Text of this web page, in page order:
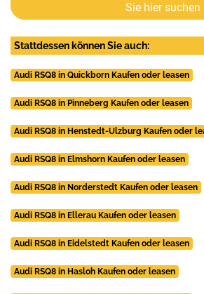
Sie hier suchen
Stattdessen können Sie auch:
Audi RSQ8 in Quickborn Kaufen oder leasen
Audi RSQ8 in Pinneberg Kaufen oder leasen
Audi RSQ8 in Henstedt-Ulzburg Kaufen oder
Audi RSQ8 in Elmshorn Kaufen oder leasen
Audi RSQ8 in Norderstedt Kaufen oder leasen
Audi RSQ8 in Ellerau Kaufen oder leasen
Audi RSQ8 in Eidelstedt Kaufen oder leasen
Audi RSQ8 in Hasloh Kaufen oder leasen